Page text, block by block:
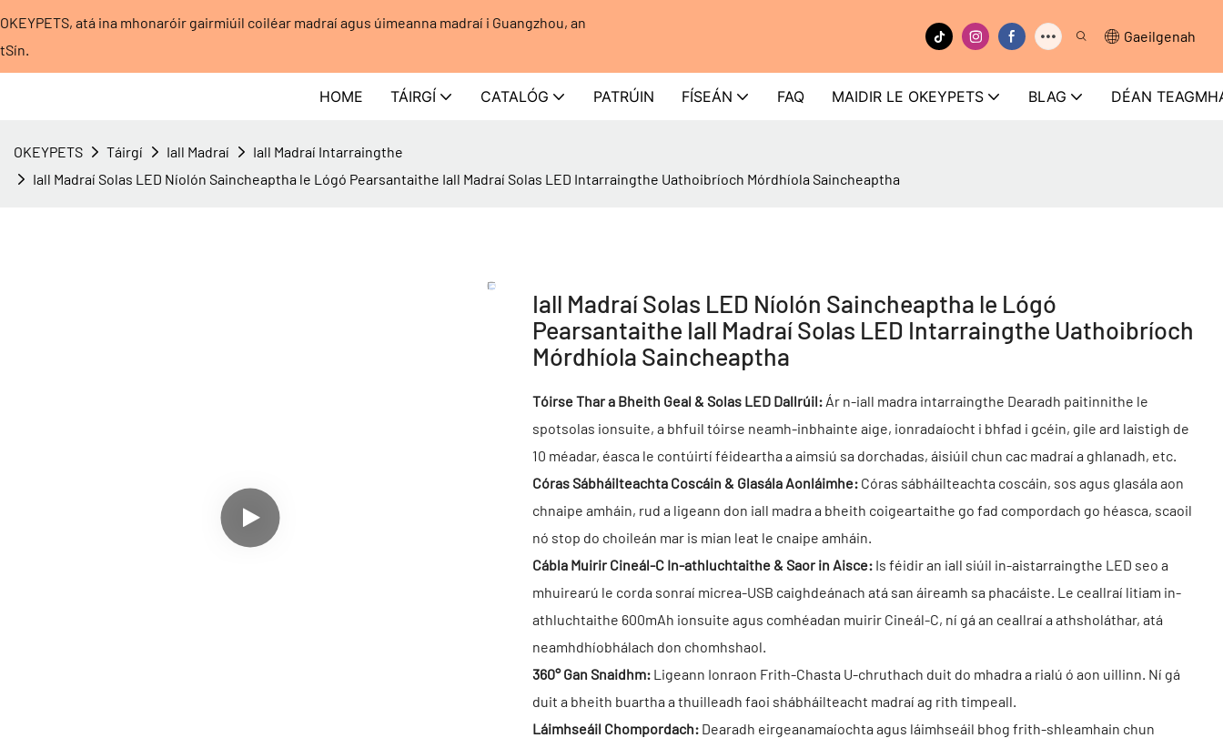
OKEYPETS, atá ina mhonaróir gairmiúil coiléar madraí agus úimeanna madraí i Guangzhou, an
tSín.
Gaeilgenah
HOME TÁIRGÍ CATALÓG PATRÚIN FÍSEÁN FAQ MAIDIR LE OKEYPETS BLAG DÉAN
OKEYPETS Táirgí Iall Madraí
Iall Madraí Intarraingthe
Iall Madraí Solas LED Níolón Saincheaptha le Lógó Pearsantaithe Iall Madraí Solas LED Intarraingthe Uathoibríoch Mórdhíola Saincheaptha
Iall Madraí Solas LED Níolón Saincheaptha le Lógó
Pearsantaithe Iall Madraí Solas LED Intarraingthe Uathoibríoch
Mórdhíola Saincheaptha
Tóirse Thar a Bheith Geal & Solas LED Dallrúil: Ár n-iall madra intarraingthe Dearadh paitinnithe le
spotsolas ionsuite, a bhfuil tóirse neamh-inbhainte aige, ionradaíocht i bhfad i gcéin, gile ard laistigh de
10 méadar, éasca le contúirtí féideartha a aimsiú sa dorchadas, áisiúil chun cac madraí a ghlanadh, etc.
Córas Sábháilteachta Coscáin & Glasála Aonláimhe: Córas sábháilteachta coscáin, sos agus glasála aon
chnaipe amháin, rud a ligeann don iall madra a bheith coigeartaithe go fad compordach go héasca, scaoil
nó stop do choileán mar is mian leat le cnaipe amháin.
Cábla Muirir Cineál-C In-athluchtaithe & Saor in Aisce: Is féidir an iall siúil in-aistarraingthe LED seo a
mhuirearú le corda sonraí micrea-USB caighdeánach atá san áireamh sa phacáiste. Le ceallraí litiam in-
athluchtaithe 600mAh ionsuite agus comhéadan muirir Cineál-C, ní gá an ceallraí a athsholáthar, atá
neamhdhíobhálach don chomhshaol.
360° Gan Snaidhm: Ligeann Ionraon Frith-Chasta U-chruthach duit do mhadra a rialú ó aon uillinn. Ní gá
duit a bheith buartha a thuilleadh faoi shábháilteacht madraí ag rith timpeall.
Láimhseáil Chompordach: Dearadh eirgeanamaíochta agus láimhseáil bhog frith-shleamhain chun